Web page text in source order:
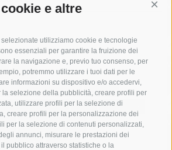
e altre
selezionate utilizziamo cookie e tecnologie
essenziali per garantire la fruizione dei
la navigazione e, previo tuo consenso, per
potremmo utilizzare i tuoi dati per le
informazioni su dispositivo e/o accedervi,
selezione della pubblicità, creare profili per
utilizzare profili per la selezione di
creare profili per la personalizzazione dei
per la selezione di contenuti personalizzati,
annunci, misurare le prestazioni dei
pubblico attraverso statistiche o la
anas
punta campanella
arresto
di porto capri
carabinieri
circumvesuviana
concerto
contagi